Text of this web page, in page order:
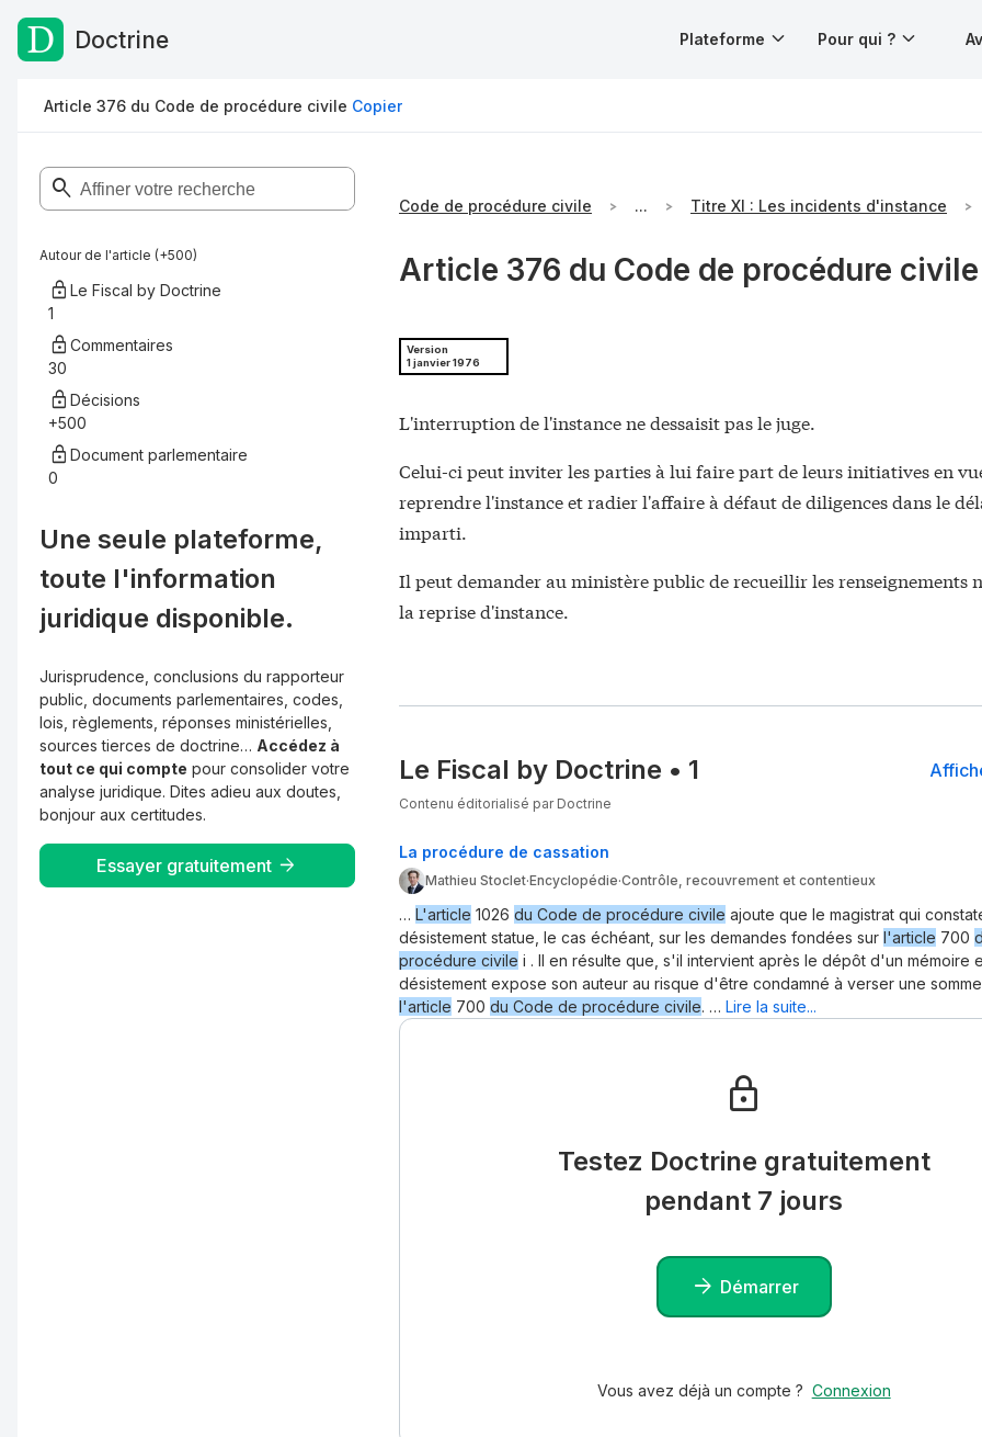
Passer au contenu
Doctrine Plateforme Pour qui ?
Article 376 du Code de procédure civile Copier
Autour de l'article (+500)
Le Fiscal by Doctrine
1
Commentaires
30
Décisions
+500
Document parlementaire
0
Une seule plateforme,
toute l'information
juridique disponible.
Jurisprudence, conclusions du rapporteur
public, documents parlementaires, codes,
lois, règlements, réponses ministérielles,
sources tierces de doctrine… Accédez à
tout ce qui compte pour consolider votre
analyse juridique. Dites adieu aux doutes,
bonjour aux certitudes.
Essayer gratuitement
Code de procédure civile ... Titre XI : Les incidents d'instance
Article 376 du Code de procédure civile
Version
1 janvier 1976
L'interruption de l'instance ne dessaisit pas le juge.
Celui-ci peut inviter les parties à lui faire part de leurs initiatives en
reprendre l'instance et radier l'affaire à défaut de diligences dans le
imparti.
Il peut demander au ministère public de recueillir les renseignements
la reprise d'instance.
Le Fiscal by Doctrine • 1
Contenu éditorialisé par Doctrine
La procédure de cassation
Mathieu Stoclet·Encyclopédie·Contrôle, recouvrement et contentieux
… L'article 1026 du Code de procédure civile ajoute que le magistrat qui
désistement statue, le cas échéant, sur les demandes fondées sur l'article 700
procédure civile i . Il en résulte que, s'il intervient après le dépôt d'un mémoire
désistement expose son auteur au risque d'être condamné à verser une
l'article 700 du Code de procédure civile. … Lire la suite...
Testez Doctrine gratuitement
pendant 7 jours
Démarrer
Vous avez déjà un compte ? Connexion